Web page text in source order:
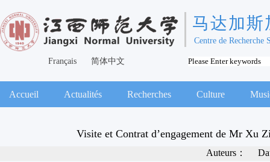
马达加斯
Centre de Recherche
Français 简体中文
Accueil Actualités Recherches Culture
Visite et Contrat d’engagement de Mr
Auteurs：